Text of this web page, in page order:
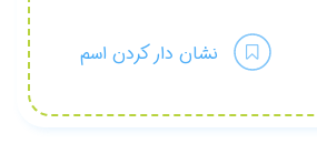
نشان دار کردن اسم